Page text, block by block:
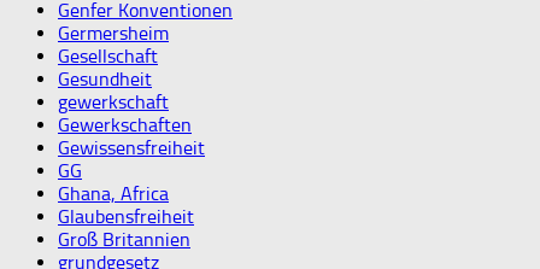
Genfer Konventionen
Germersheim
Gesellschaft
Gesundheit
gewerkschaft
Gewerkschaften
Gewissensfreiheit
GG
Ghana, Africa
Glaubensfreiheit
Groß Britannien
grundgesetz